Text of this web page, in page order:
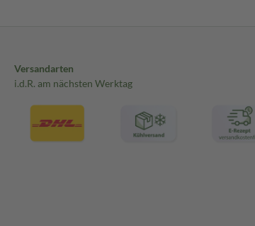
Versandarten
i.d.R. am nächsten Werktag